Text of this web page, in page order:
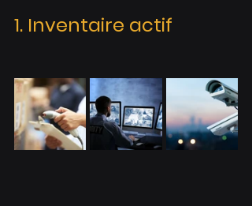
1. Inventaire actif